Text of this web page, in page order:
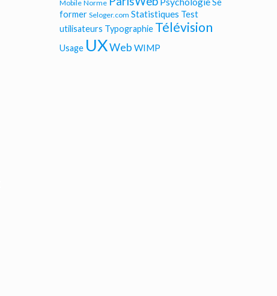
Mobile Norme
Se
former Seloger.com Statistiques Test
utilisateurs Typographie Télévision
Usage UXWeb WIMP